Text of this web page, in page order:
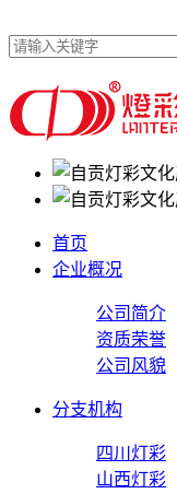
首页
企业概况
公司简介
资质荣誉
公司风貌
分支机构
四川灯彩
山西灯彩